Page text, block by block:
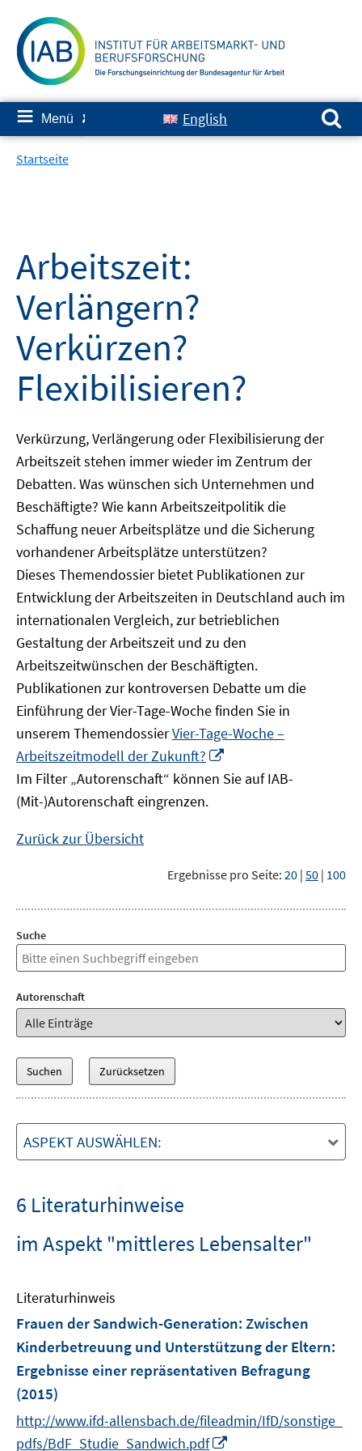
zum
Inhalt
≡ Menü ✘ English
Suchen nach:
Startseite
Arbeitszeit:
Verlängern?
Verkürzen?
Flexibilisieren?
Verkürzung, Verlängerung oder Flexibilisierung der
Arbeitszeit stehen immer wieder im Zentrum der
Debatten. Was wünschen sich Unternehmen und
Beschäftigte? Wie kann Arbeitszeitpolitik die
Schaffung neuer Arbeitsplätze und die Sicherung
vorhandener Arbeitsplätze unterstützen?
Dieses Themendossier bietet Publikationen zur
Entwicklung der Arbeitszeiten in Deutschland auch im
internationalen Vergleich, zur betrieblichen
Gestaltung der Arbeitszeit und zu den
Arbeitszeitwünschen der Beschäftigten.
Publikationen zur kontroversen Debatte um die
Einführung der Vier-Tage-Woche finden Sie in
unserem ThemendossierVier-Tage-Woche –
Arbeitszeitmodell der Zukunft?
neuem
Im Filter „Autorenschaft“ können Sie auf IAB-
(Mit-)Autorenschaft eingrenzen.
Zurück zur Übersicht
Ergebnisse pro Seite: 20 | 50 | 100
Suche
Autorenschaft
ASPEKT AUSWÄHLEN:
6 Literaturhinweise
im Aspekt "mittleres Lebensalter"
Literaturhinweis
Frauen der Sandwich-Generation: Zwischen
Kinderbetreuung und Unterstützung der Eltern:
Ergebnisse einer repräsentativen Befragung
(2015)
http://www.ifd-allensbach.de/fileadmin/IfD/sonstige_
pdfs/BdF_Studie_Sandwich.pdf